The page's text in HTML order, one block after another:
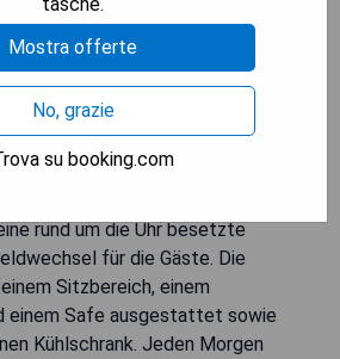
Fitnesscenter,
einem Garten und
5-Sterne-Hotel verfügt über
mit kostenlosem WLAN und
Plaza, Central World und Central
rund um die Uhr besetzte
für die Gäste. Die
Sitzbereich, einem
einem Safe ausgestattet sowie
Kühlschrank. Jeden Morgen
Mostra offerte
No, grazie
su booking.com